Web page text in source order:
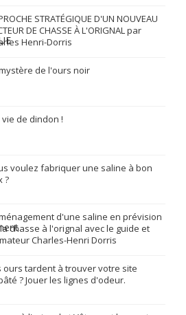
STRATÉGIQUE D'UN NOUVEAU
DE CHASSE À L'ORIGNAL par
Henri-Dorris
de l'ours noir
vie de dindon !
voulez fabriquer une saline à bon
?
d'une saline en prévision
chasse à l'orignal avec le guide et
Charles-Henri Dorris
ours tardent à trouver votre site
? Jouer les lignes d'odeur.